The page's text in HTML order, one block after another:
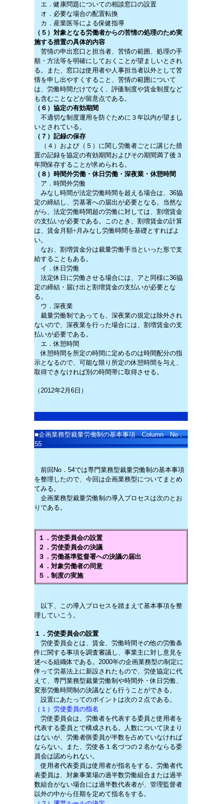
エ．健康問題についての相談窓口の設置
オ．必要な場合の配置転換
カ．産業医等による保健指導
（５）対象となる労働者からの苦情の処理のため実
施する措置の具体的内容
苦情の申出窓口と担当者、苦情の範囲、処理の手
順・方法等を明確にしておくことが望ましいとされ
る。また、窓口は使用者や人事担当者以外として苦
情を申し出やすくすること、苦情の範囲について
は、労働時間だけでなく、評価制度や賃金制度など
も含むことなどが留意点である。
（６）協定の有効期間
不適切な制度運用を防ぐために３年以内が望まし
いとされている。
（７）記録の保存
（４）および（５）に関し労働者ごとに講じた措
置の記録を協定の有効期間およびその期間満了後３
年間保存することが求められる。
（８）時間外労働・休日労働・深夜業・休憩時間
ア．時間外労働
みなし時間が法定労働時間を超える場合は、36協
定の締結し、労基署への届出が必要となる。当然な
がら、法定労働時間超の労働に対しては、割増賃金
の支払いが必要である。このとき、割増賃金の計算
は、賃金月額÷月みなし労働時間を基礎とすればよ
い。
なお、割増賃金分は裁量労働手当といった形で支
給することもある。
イ．休日労働
法定休日に労働させる場合には、アと同様に36協
定の締結・届け出と割増賃金の支払いが必要とな
る。
ウ．深夜業
裁量労働制であっても、深夜業の規定は除外され
ないので、深夜業を行った場合には、割増賃金の支
払いが必要である。
エ．休憩時間
休憩時間を所定の時間に定めるのは時間配分の指
示となるので、可能な限り所定の休憩時間を与え、
取得できなければ別の時間帯に取得させる。
（2012年2月6日）
■企画業務型裁量労働制の基本事項 Column No．
55
前回No．54では専門業務型裁量労働制の基本事項
を整理したので、今回は企画業務型についてまとめ
てみる。
企画業務型裁量労働制の導入プロセスは次のとお
りである。
１．労使委員会の設置
２．労使委員会の決議
３．労働基準監督署への決議の届出
４．対象労働者の同意
５．制度の実施
以下、この導入プロセスを踏まえて基本事項を整
理していこう。
１．労使委員会の設置
労使委員会とは、賃金、労働時間その他の労働条
件に関する事項を調査審議し、事業主に対し意見を
述べる組織体である。2000年の企画業務型の制定に
伴って労基法上に新設されたもので、労使協定に代
えて、専門業務型裁量労働制や時間外・休日労働、
変形労働時間制の決議なども行うことができる。
設置にあたってのポイントは次の２点である。
（１）労使委員の指名
労使委員会は、労働者を代表する委員と使用者を
代表する委員とで構成される。人数について決まり
はないが、労働者側委員が半数を占めていなければ
ならない。また、労使各１名づつの２名かならる委
員会は認められない。
使用者代表委員は使用者が指名をする。労働者代
表委員は、対象事業場の過半数労働組合または過半
数組合がない場合には過半数代表者が、管理監督者
以外の中から任期を定めて指名をする。